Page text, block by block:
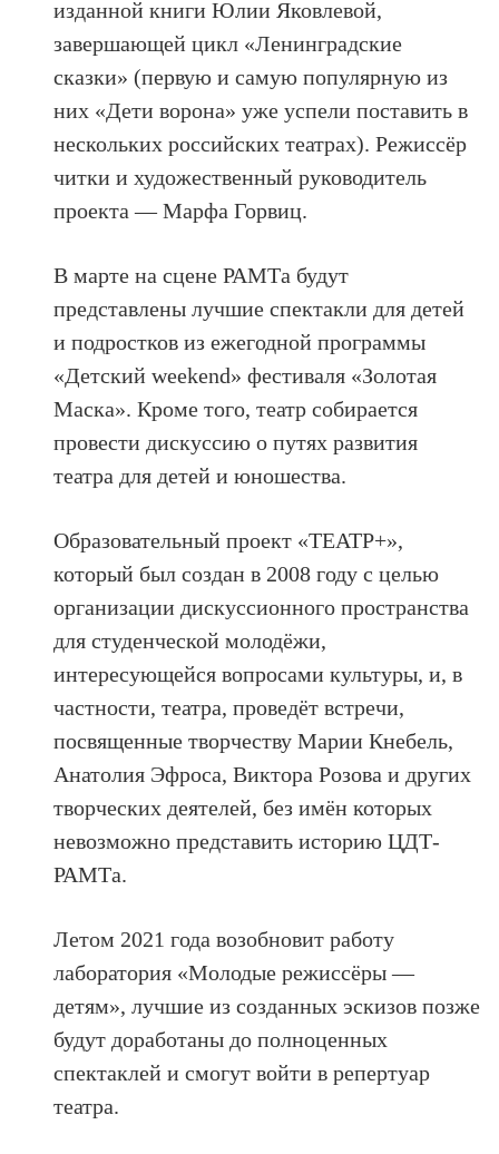
изданной книги Юлии Яковлевой,
завершающей цикл «Ленинградские
сказки» (первую и самую популярную из
них «Дети ворона» уже успели поставить в
нескольких российских театрах). Режиссёр
читки и художественный руководитель
проекта — Марфа Горвиц.
В марте на сцене РАМТа будут
представлены лучшие спектакли для детей
и подростков из ежегодной программы
«Детский weekend» фестиваля «Золотая
Маска». Кроме того, театр собирается
провести дискуссию о путях развития
театра для детей и юношества.
Образовательный проект «ТЕАТР+»,
который был создан в 2008 году с целью
организации дискуссионного пространства
для студенческой молодёжи,
интересующейся вопросами культуры, и, в
частности, театра, проведёт встречи,
посвященные творчеству Марии Кнебель,
Анатолия Эфроса, Виктора Розова и других
творческих деятелей, без имён которых
невозможно представить историю ЦДТ-
РАМТа.
Летом 2021 года возобновит работу
лаборатория «Молодые режиссёры —
детям», лучшие из созданных эскизов позже
будут доработаны до полноценных
спектаклей и смогут войти в репертуар
театра.